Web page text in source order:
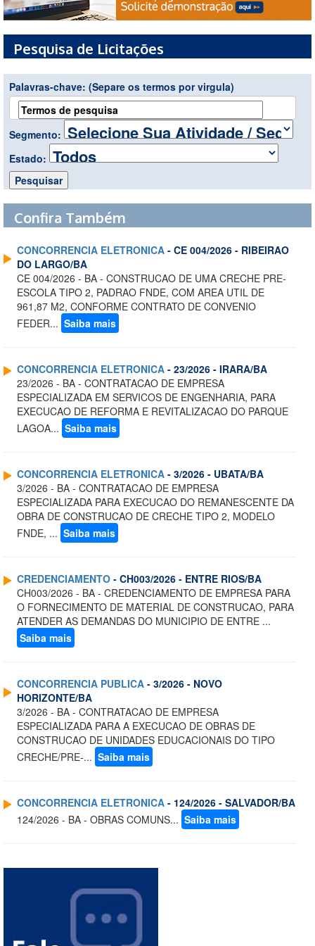
Pesquisa de Licitações
Palavras-chave: (Separe os termos por virgula)
Segmento:
Estado:
Confira Também
CONCORRENCIA ELETRONICA - CE 004/2026 - RIBEIRAO
DO LARGO/BA
CE 004/2026 - BA - CONSTRUCAO DE UMA CRECHE PRE-
ESCOLA TIPO 2, PADRAO FNDE, COM AREA UTIL DE
961,87 M2, CONFORME CONTRATO DE CONVENIO
FEDER... Saiba mais
CONCORRENCIA ELETRONICA - 23/2026 - IRARA/BA
23/2026 - BA - CONTRATACAO DE EMPRESA
ESPECIALIZADA EM SERVICOS DE ENGENHARIA, PARA
EXECUCAO DE REFORMA E REVITALIZACAO DO PARQUE
LAGOA... Saiba mais
CONCORRENCIA ELETRONICA - 3/2026 - UBATA/BA
3/2026 - BA - CONTRATACAO DE EMPRESA
ESPECIALIZADA PARA EXECUCAO DO REMANESCENTE DA
OBRA DE CONSTRUCAO DE CRECHE TIPO 2, MODELO
FNDE, ... Saiba mais
CREDENCIAMENTO - CH003/2026 - ENTRE RIOS/BA
CH003/2026 - BA - CREDENCIAMENTO DE EMPRESA PARA
O FORNECIMENTO DE MATERIAL DE CONSTRUCAO, PARA
ATENDER AS DEMANDAS DO MUNICIPIO DE ENTRE ...
Saiba mais
CONCORRENCIA PUBLICA - 3/2026 - NOVO
HORIZONTE/BA
3/2026 - BA - CONTRATACAO DE EMPRESA
ESPECIALIZADA PARA A EXECUCAO DE OBRAS DE
CONSTRUCAO DE UNIDADES EDUCACIONAIS DO TIPO
CRECHE/PRE-... Saiba mais
CONCORRENCIA ELETRONICA - 124/2026 - SALVADOR/BA
124/2026 - BA - OBRAS COMUNS... Saiba mais